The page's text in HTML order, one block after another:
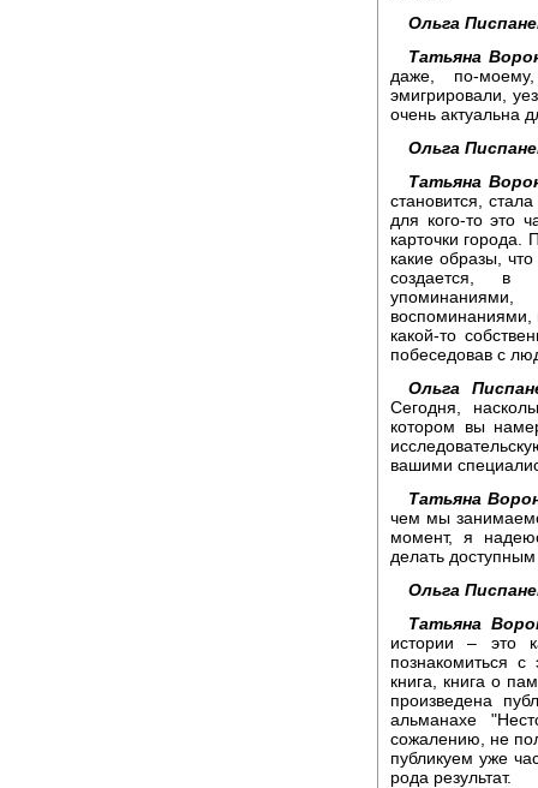
Ольга
Татьяна
даже, по-
эмигрировали,
очень актуальна
Ольга
Татьяна
становится,
для кого-то это
карточки города.
какие образы,
создается, в
воспоминаниями,
какой-то
побеседовав с
Ольга
Сегодня,
котором вы
вашими
Татьяна
чем мы
момент, я
делать
Ольга
Татьяна
истории – это
познакомиться
книга, книга о
произведена
альманахе
сожалению, не
публикуем уже
рода результат.